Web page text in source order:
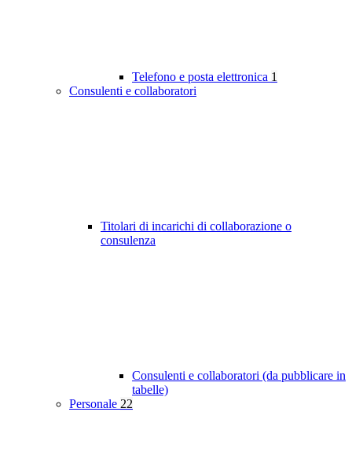
Telefono e posta elettronica 1
Consulenti e collaboratori
Titolari di incarichi di collaborazione o
consulenza
Consulenti e collaboratori (da pubblicare in
tabelle)
Personale 22